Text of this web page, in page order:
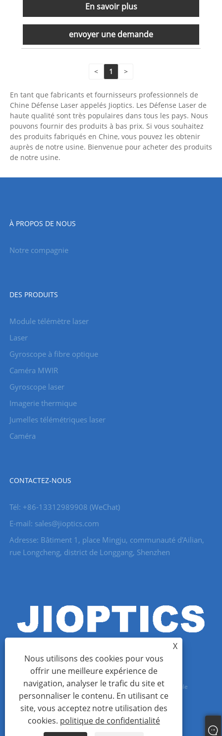
En savoir plus
envoyer une demande
< 1 >
En tant que fabricants et fournisseurs professionnels de
Chine Défense Laser appelés Jioptics. Les Défense Laser de
haute qualité sont très populaires dans tous les pays. Nous
pouvons fournir des produits à bas prix. Si vous souhaitez
des produits fabriqués en Chine, vous pouvez les obtenir
auprès de notre usine. Bienvenue pour acheter des produits
de notre usine.
À PROPOS DE NOUS
Notre compagnie
DES PRODUITS
Module télémètre laser
Laser
Gyroscope à fibre optique
Caméra MWIR
Gyroscope laser
Imagerie thermique
Jumelles télémétriques laser
Caméra
CONTACTEZ-NOUS
Tél: +86-13312989908 (WeChat)
E-mail: sales@jioptics.com
Adresse: Bâtiment 1, place Mingju, communauté d'Ailian,
rue Longcheng, district de Longgang, Shenzhen
Copyright © 2022 Shenzhen Jioptics Technology Co., Ltd - Module
télémètre laser, caméra Zoom MWIR - Tous droits réservés.
Links Sitemap RSS
XML
X
Nous utilisons des cookies pour vous
offrir une meilleure expérience de
navigation, analyser le trafic du site et
personnaliser le contenu. En utilisant ce
site, vous acceptez notre utilisation des
cookies. politique de confidentialité